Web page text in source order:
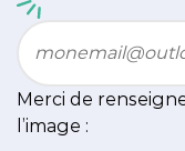
Email
Merci de
l’image :